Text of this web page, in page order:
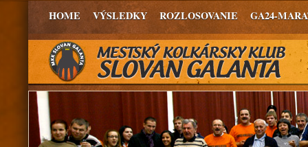
HOME VÝSLEDKY ROZLOSOVANIE GA24-